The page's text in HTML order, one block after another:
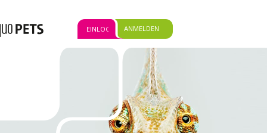
EINLOGGENANMELDEN